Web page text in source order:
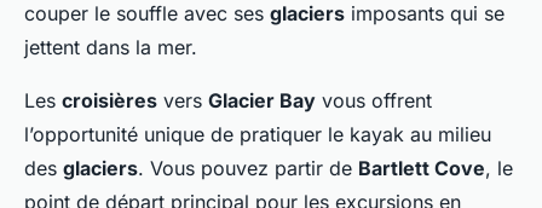
couper le souffle avec ses glaciers imposants qui se
jettent dans la mer.
Les croisières vers Glacier Bay vous offrent
l’opportunité unique de pratiquer le kayak au milieu
des glaciers. Vous pouvez partir de Bartlett Cove, le
point de départ principal pour les excursions en